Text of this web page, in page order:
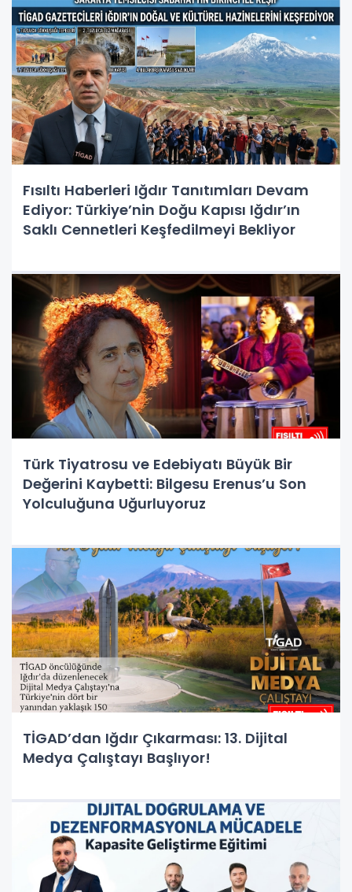
Fısıltı Haberleri Iğdır Tanıtımları Devam
Ediyor: Türkiye’nin Doğu Kapısı Iğdır’ın
Saklı Cennetleri Keşfedilmeyi Bekliyor
Türk Tiyatrosu ve Edebiyatı Büyük Bir
Değerini Kaybetti: Bilgesu Erenus’u Son
Yolculuğuna Uğurluyoruz
TİGAD’dan Iğdır Çıkarması: 13. Dijital
Medya Çalıştayı Başlıyor!